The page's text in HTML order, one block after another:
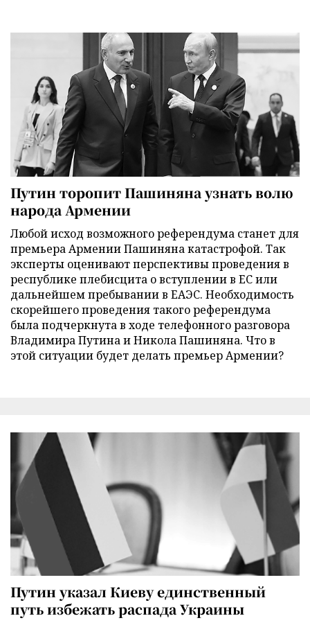
Путин торопит Пашиняна узнать волю
народа Армении
Любой исход возможного референдума станет для
премьера Армении Пашиняна катастрофой. Так
эксперты оценивают перспективы проведения в
республике плебисцита о вступлении в ЕС или
дальнейшем пребывании в ЕАЭС. Необходимость
скорейшего проведения такого референдума
была подчеркнута в ходе телефонного разговора
Владимира Путина и Никола Пашиняна. Что в
этой ситуации будет делать премьер Армении?
Путин указал Киеву единственный
путь избежать распада Украины